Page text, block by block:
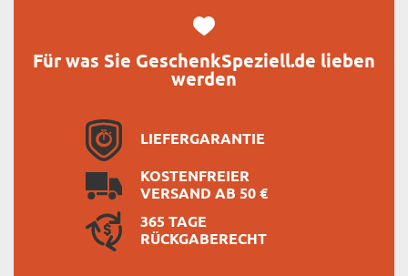
Für was Sie GeschenkSpeziell.de lieben
werden
LIEFERGARANTIE
KOSTENFREIER
VERSAND AB 50 €
365 TAGE
RÜCKGABERECHT